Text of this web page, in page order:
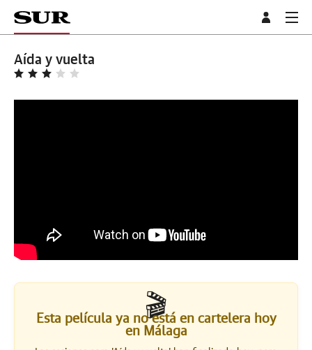
Aída y vuelta
🎬
Esta película ya no está en cartelera hoy
en Málaga